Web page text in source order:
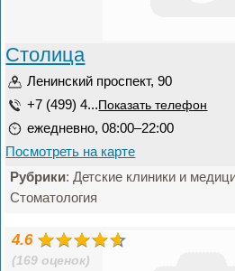
Столица
Ленинский проспект, 90
+7 (499) 4... Показать телефон
ежедневно, 08:00–22:00
Посмотреть на карте
Рубрики: Детские клиники и
Стоматология
4.6
(169 оценок)